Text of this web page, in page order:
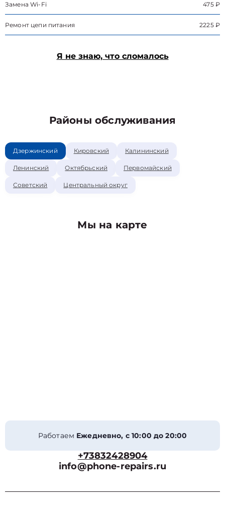
Замена Wi-Fi 475 ₽
Ремонт цепи питания 2225 ₽
Я не знаю, что сломалось
Районы обслуживания
Дзержинский Кировский Калининский
Ленинский Октябрьский Первомайский
Советский Центральный округ
Мы на карте
Работаем Ежедневно, с 10:00 до 20:00
+73832428904
info@phone-repairs.ru